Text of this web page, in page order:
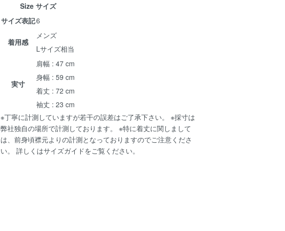
Size サイズ
サイズ表記6
着用感
メンズ
Lサイズ相当
実寸
肩幅 : 47 cm
身幅 : 59 cm
着丈 : 72 cm
袖丈 : 23 cm
※丁寧に計測していますが若干の誤差はご了承下さい。 ※採寸は
弊社独自の場所で計測しております。 ※特に着丈に関しまして
は、前身頃襟元よりの計測となっておりますのでご注意くださ
い。 詳しくはサイズガイドをご覧ください。